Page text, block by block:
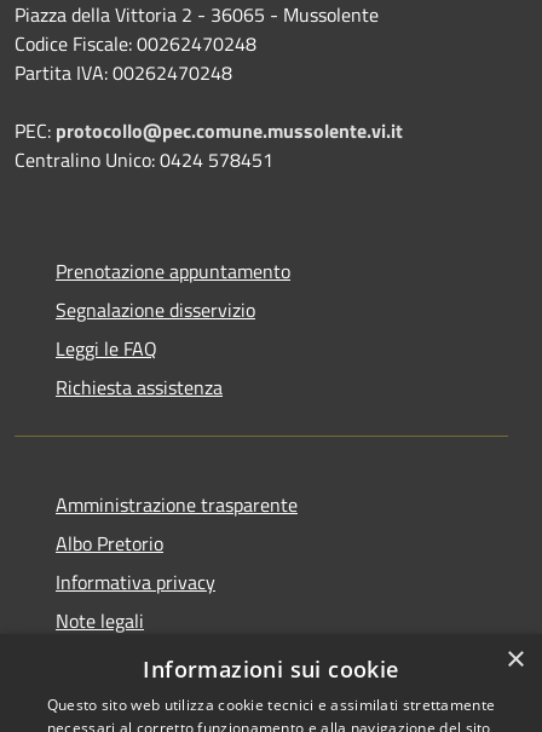
Piazza della Vittoria 2 - 36065 - Mussolente
Codice Fiscale: 00262470248
Partita IVA: 00262470248
PEC: protocollo@pec.comune.mussolente.vi.it
Centralino Unico: 0424 578451
Prenotazione appuntamento
Segnalazione disservizio
Leggi le FAQ
Richiesta assistenza
Amministrazione trasparente
Albo Pretorio
Informativa privacy
Note legali
Dichiarazione di accessibilità
×
Informazioni sui cookie
Questo sito web utilizza cookie tecnici e assimilati strettamente
necessari al corretto funzionamento e alla navigazione del sito,